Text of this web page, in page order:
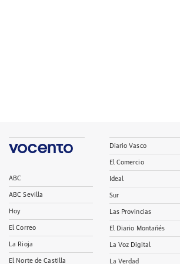
ABC
ABC Sevilla
Hoy
El Correo
La Rioja
El Norte de Castilla
Diario Vasco
El Comercio
Ideal
Sur
Las Provincias
El Diario Montañés
La Voz Digital
La Verdad